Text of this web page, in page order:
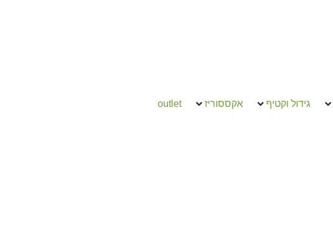
גידול וקטיף אקססוריז outlet